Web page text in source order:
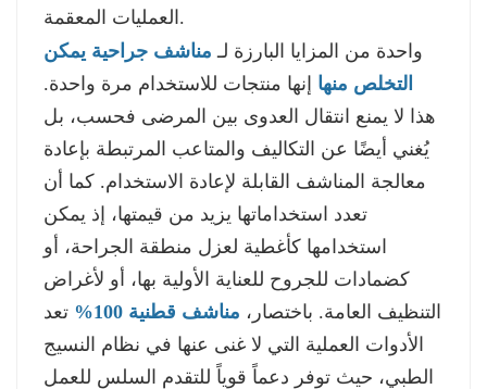
العمليات المعقمة.
واحدة من المزايا البارزة لـ مناشف جراحية يمكن
التخلص منها إنها منتجات للاستخدام مرة واحدة.
هذا لا يمنع انتقال العدوى بين المرضى فحسب، بل
يُغني أيضًا عن التكاليف والمتاعب المرتبطة بإعادة
معالجة المناشف القابلة لإعادة الاستخدام. كما أن
تعدد استخداماتها يزيد من قيمتها، إذ يمكن
استخدامها كأغطية لعزل منطقة الجراحة، أو
كضمادات للجروح للعناية الأولية بها، أو لأغراض
التنظيف العامة. باختصار، مناشف قطنية 100%
تعد
الأدوات العملية التي لا غنى عنها في نظام النسيج
الطبي، حيث توفر دعماً قوياً للتقدم السلس للعمل